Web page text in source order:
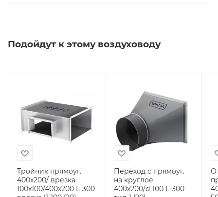
Подойдут к этому воздуховоду
Тройник прямоуг.
400х200/ врезка
100х100/400х200 L-300
Переход с прямоуг.
на круглое
400х200/d-100 L-300